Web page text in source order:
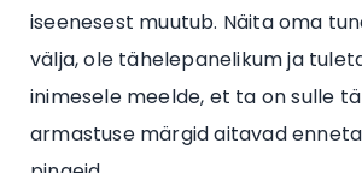
iseenesest muutub. Näita oma
välja, ole tähelepanelikum ja
inimesele meelde, et ta on sulle
armastuse märgid aitavad